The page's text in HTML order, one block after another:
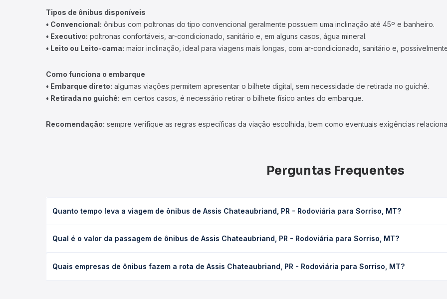
Tipos de ônibus disponíveis
• Convencional: ônibus com poltronas do tipo convencional geralmente possuem uma inclinação até 45º e banheiro.
• Executivo: poltronas confortáveis, ar-condicionado, sanitário e, em alguns casos, água mineral.
• Leito ou Leito-cama: maior inclinação, ideal para viagens mais longas, com ar-condicionado, sanitário e,
Como funciona o embarque
• Embarque direto: algumas viações permitem apresentar o bilhete digital, sem necessidade de retirada no guichê.
• Retirada no guichê: em certos casos, é necessário retirar o bilhete físico antes do embarque.
Recomendação: sempre verifique as regras específicas da viação escolhida, bem como eventuais exigências
Perguntas Frequentes
Quanto tempo leva a viagem de ônibus de Assis Chateaubriand, PR - Rodoviária para Sorriso, MT?
(convencional, executivo ou leito) e as condições de tráfego. Na Quero Passagem você consulta os horários
Qual é o valor da passagem de ônibus de Assis Chateaubriand, PR - Rodoviária para Sorriso, MT?
tipo de poltrona e a antecedência da compra. Na Quero Passagem você compara os preços de todas as viações em
Quais empresas de ônibus fazem a rota de Assis Chateaubriand, PR - Rodoviária para Sorriso, MT?